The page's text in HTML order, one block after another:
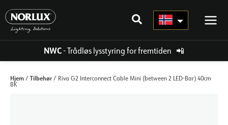
rett
innholdet
NWC- Trådløs lysstyring for fremtiden 📲
Hjem / Tilbehør/ Riva G2 Interconnect Cable Mini (between 2 LED-Bar) 40cm
BK